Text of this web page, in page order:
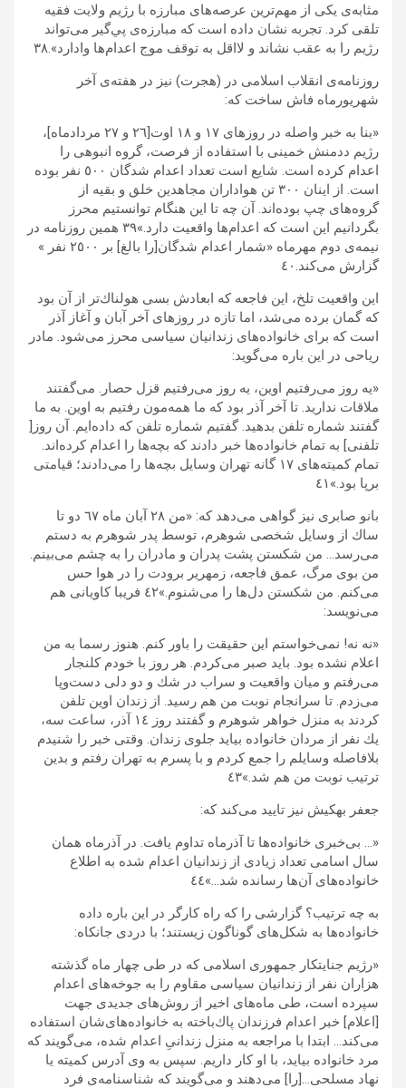
مثابه‌ى يكى از مهم‌ترين عرصه‌هاى مبارزه با رژيم ولايت فقيه
تلقى كرد. تجربه نشان داده است كه مبارزه‌ی پي‌گير مى‌تواند
رژيم را به عقب نشاند و لااقل به توقف موج اعدام‌ها وادارد».٣٨
روزنامه‌ى انقلاب اسلامى در (هجرت) نيز در هفته‌ی آخر
شهريورماه فاش ساخت كه:
«بنا به خبر واصله در روزهاى ١٧ و ١٨ اوت[٢٦ و ٢٧ مردادماه]،
رژيم ددمنش خمينى با استفاده از فرصت، گروه انبوهى را
اعدام كرده است. شايع است تعداد اعدام شدگان ٥٠٠ نفر بوده
است. از اينان ٣٠٠ تن هواداران مجاهدين خلق و بقيه از
گروه‌هاى چپ بوده‌اند. آن چه تا اين هنگام توانستيم محرز
بگردانيم اين است كه اعدام‌ها واقعيت دارد.»۳٩ همين روزنامه در
نيمه‌ى دوم مهرماه «شمار اعدام شدگان[را بالغ] بر ٢٥٠٠ نفر »
گزارش مى‌كند.٤٠
اين واقعیت تلخ، اين فاجعه كه ابعادش بسى هولناك‌تر از آن بود
كه گمان برده می‌شد، اما تازه در روزهاى آخر آبان و آغاز آذر
است كه براى خانواده‌ها‌ى زندانيان سياسى محرز مى‌شود. مادر
رياحى در اين باره مى‌گويد:
«يه روز مى‌رفتيم اوين، يه روز مى‌رفتيم قزل حصار. مى‌گفتند
ملاقات نداريد. تا آخر آذر بود كه ما همه‌مون رفتيم به اوين. به ما
گفتند شماره تلفن بدهيد. گفتيم شماره تلفن كه داده‌ايم. آن روز[
تلفنى] به تمام خانواده‌ها خبر دادند كه بچه‌ها را اعدام كرده‌اند.
تمام كميته‌هاى ١٧ گانه تهران وسایل بچه‌ها را مى‌دادند؛ قيامتى
برپا بود.»٤١
بانو صابرى نيز گواهى مى‌دهد كه: «من ٢٨ آبان ماه ٦٧ دو تا
ساك از وسايل شخصى‌ شوهرم، توسط پدر شوهرم به دستم
مى‌رسد… من شكستن پشت پدران و مادران را به چشم مى‌بينم.
من بوى مرگ، عمق فاجعه، زمهرير برودت را در هوا حس
مى‌كنم. من شكستن دل‌ها را مى‌شنوم.»٤٢ فريبا كاويانى هم
مى‌نويسد:
«نه نه! نمى‌خواستم اين حقيقت را باور كنم. هنوز رسما به من
اعلام نشده بود. بايد صبر مى‌كردم. هر روز با خودم كلنجار
مى‌رفتم و ميان واقعيت و سراب در شك و دو دلى دست‌‌وپا
مى‌زدم. تا سرانجام نوبت من هم رسيد. از زندان اوين تلفن
كردند به منزل خواهر شوهرم و گفتند روز ١٤ آذر، ساعت سه،
يك نفر از مردان خانواده بيايد جلوى زندان. وقتى خبر را شنيدم
بلافاصله وسايلم را جمع كردم و با پسرم به تهران رفتم و بدين
ترتيب نوبت من هم شد.»٤٣
جعفر بهكيش نيز تاييد مى‌‌‌كند كه:
«… بى‌خبرى‌ خانواده‌ها تا آذرماه تداوم يافت. در آذرماه همان
سال اسامى تعداد زيادى از زندانيان اعدام شده به اطلاع
خانواده‌هاى آن‌ها رسانده شد…»٤٤
به چه ترتيب؟ گزارشى را كه راه كارگر در اين باره داده
خانواده‌ها به شكل‌هاى گوناگون زيستند؛ با دردى جانكاه:
«رژيم جنايتكار جمهورى اسلامى كه در طى چهار ماه گذشته
هزاران نفر از زندانيان سياسى‌ مقاوم را به جوخه‌هاى اعدام
سپرده است، طى ماه‌هاى اخير از روش‌هاى جديدى جهت
[اعلام] خبر اعدام فرزندان پاك‌باخته به خانواده‌هاى‌شان استفاده
مى‌كند… ابتدا با مراجعه به منزل زندانىِ اعدام شده، مى‌گويند كه
مرد خانواده بيايد، با او كار داريم. سپس به وى آدرس كميته يا
نهاد مسلحى…[را] مى‌دهند و مى‌گويند كه شناسنامه‌ی فرد